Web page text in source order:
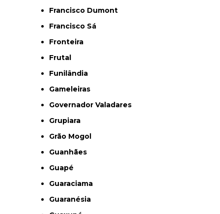
Francisco Dumont
Francisco Sá
Fronteira
Frutal
Funilândia
Gameleiras
Governador Valadares
Grupiara
Grão Mogol
Guanhães
Guapé
Guaraciama
Guaranésia